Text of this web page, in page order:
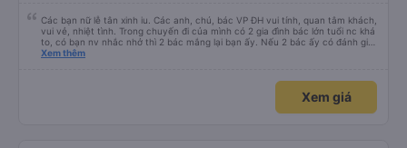
Các bạn nữ lễ tân xinh iu. Các anh, chú, bác VP ĐH vui tính, quan tâm khách,
vui vẻ, nhiệt tình. Trong chuyến đi của mình có 2 gia đình bác lớn tuổi nc khá
to, có bạn nv nhắc nhở thì 2 bác mắng lại bạn ấy. Nếu 2 bác ấy có đánh giá
xấu thì mình ngược lại nha. Bạn ấy nhắc nhở rất đúng. 2 bác nói rất to. To
bạn ấy nha. Nếu bạn ấy bị trừ thì bảo bạn ấy liên hệ sđt của mình, mình hỗ
trợ ạ. Số mình đuôi 666, chuyến ĐH-NT ngày 16/1. À các bạn nữ lễ tân xinh
iu còn đổi cho mình phòng đơn sang đôi xong còn note là (một mình) yêu
Xem thêm
Xem giá